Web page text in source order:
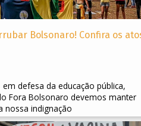
Bolsonaro! Confira os
defesa da educação pública,
Fora Bolsonaro devemos manter
nossa indignação